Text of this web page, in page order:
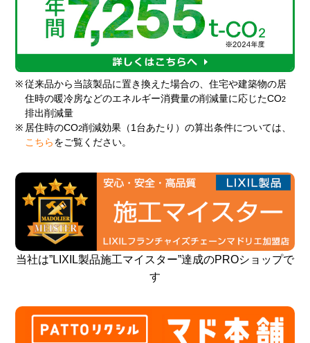
※ 従来品から当該製品に置き換えた場合の、住宅や建築物の居
住時の暖冷房などのエネルギー消費量の削減量に応じたCO2
排出削減量
※ 居住時のCO2削減効果（1台あたり）の算出条件については、
こちら をご覧ください。
当社は”LIXIL製品施工マイスター”達成のPROショップで
す